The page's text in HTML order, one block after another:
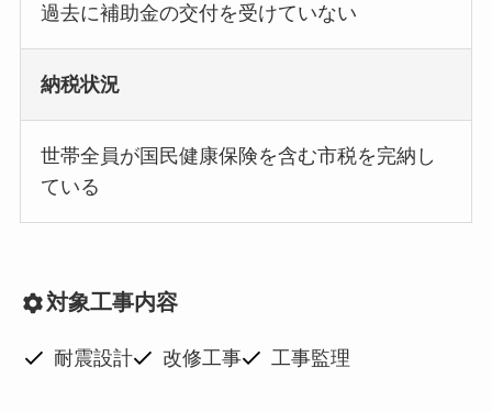
過去に補助金の交付を受けていない
納税状況
世帯全員が国民健康保険を含む市税を完納し
ている
対象工事内容
耐震設計 改修工事 工事監理